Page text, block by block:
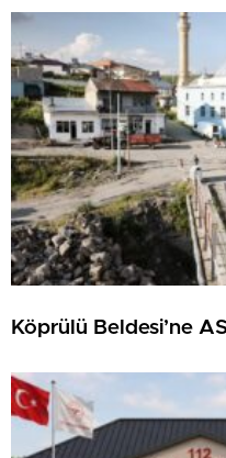
Köprülü Beldesi’ne